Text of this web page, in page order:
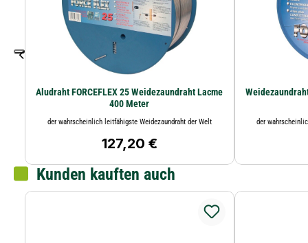
Aludraht FORCEFLEX 25 Weidezaundraht Lacme
400 Meter
der wahrscheinlich leitfähigste Weidezaundraht der Welt
Regulärer Preis:
127,20 €
der
Kunden kauften auch